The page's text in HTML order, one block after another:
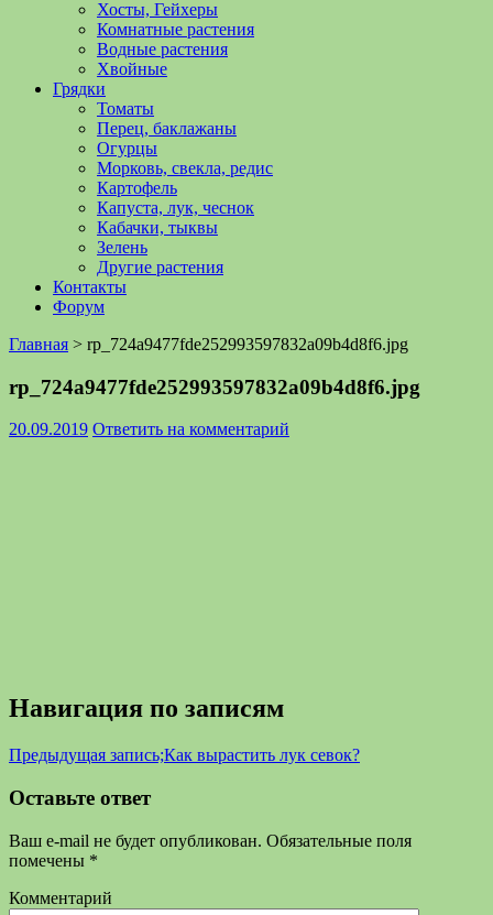
Хосты, Гейхеры
Комнатные растения
Водные растения
Хвойные
Грядки
Томаты
Перец, баклажаны
Огурцы
Морковь, свекла, редис
Картофель
Капуста, лук, чеснок
Кабачки, тыквы
Зелень
Другие растения
Контакты
Форум
Главная > rp_724a9477fde252993597832a09b4d8f6.jpg
rp_724a9477fde252993597832a09b4d8f6.jpg
20.09.2019 Ответить на комментарий
Навигация по записям
Предыдущая запись;Как вырастить лук севок?
Оставьте ответ
Ваш e-mail не будет опубликован. Обязательные поля
помечены *
Комментарий